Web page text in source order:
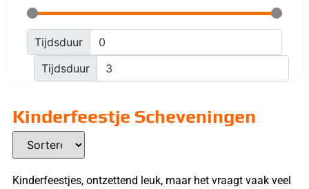
Tijdsduur
Tijdsduur
Kinderfeestje Scheveningen
Kinderfeestjes, ontzettend leuk, maar het vraagt vaak veel